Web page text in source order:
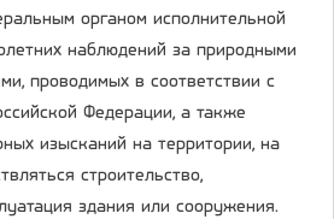
органом исполнительной
наблюдений за природными
проводимых в соответствии с
Федерации, а также
изысканий на территории, на
строительство,
здания или сооружения.